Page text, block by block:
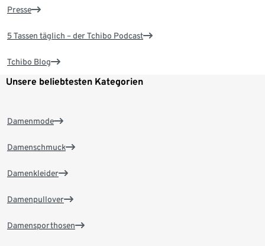
Presse
5 Tassen täglich – der Tchibo Podcast
Tchibo Blog
Unsere beliebtesten Kategorien
Damenmode
Damenschmuck
Damenkleider
Damenpullover
Damensporthosen